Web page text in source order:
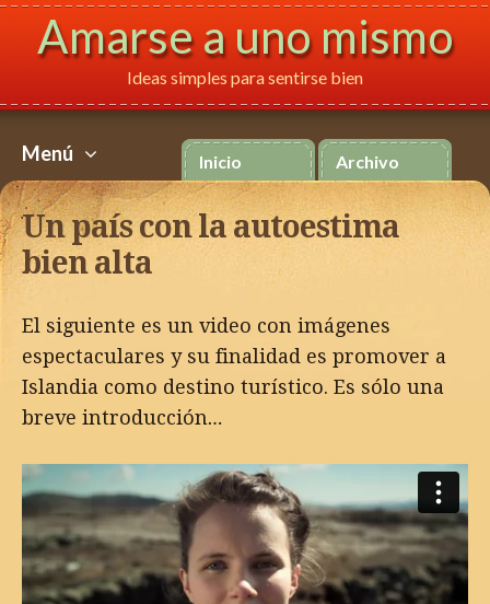
Amarse a uno mismo
Ideas simples para sentirse bien
Menú
Skip
to
content
Inicio Archivo
Français Italiano
Un país con la autoestima
bien alta
El siguiente es un video con imágenes
espectaculares y su finalidad es promover a
Islandia como destino turístico. Es sólo una
breve introducción…